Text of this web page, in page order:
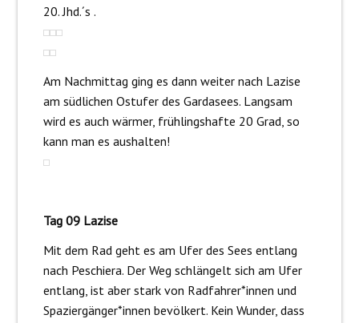
20. Jhd.´s .
Am Nachmittag ging es dann weiter nach Lazise
am südlichen Ostufer des Gardasees. Langsam
wird es auch wärmer, frühlingshafte 20 Grad, so
kann man es aushalten!
Tag 09 Lazise
Mit dem Rad geht es am Ufer des Sees entlang
nach Peschiera. Der Weg schlängelt sich am Ufer
entlang, ist aber stark von Radfahrer*innen und
Spaziergänger*innen bevölkert. Kein Wunder, dass